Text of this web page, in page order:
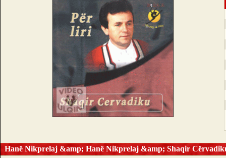
Hanë Nikprelaj &amp; Hanë Nikprelaj &amp; Shaqir